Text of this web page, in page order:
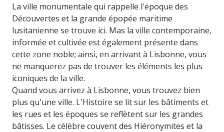
La ville monumentale qui rappelle l'époque des
Découvertes et la grande épopée maritime
lusitanienne se trouve ici. Mas la ville contemporaine,
informée et cultivée est également présente dans
cette zone noble; ainsi, en arrivant à Lisbonne, vous
ne manquerez pas de trouver les éléments les plus
iconiques de la ville.
Quand vous arrivez à Lisbonne, vous trouvez bien
plus qu'une ville. L'Histoire se lit sur les bâtiments et
les rues et les époques se reflètent sur les grandes
bâtisses. Le célèbre couvent des Hiéronymites et la